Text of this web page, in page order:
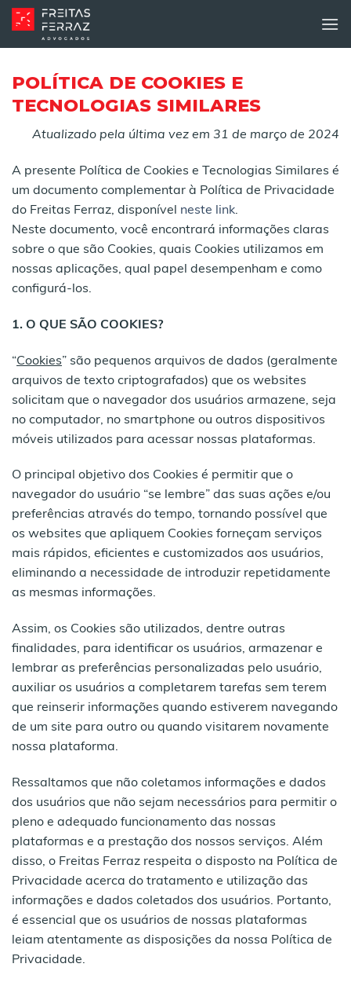
Skip
to
content
POLÍTICA DE COOKIES E
TECNOLOGIAS SIMILARES
Atualizado pela última vez em 31 de março de 2024
A presente Política de Cookies e Tecnologias Similares é
um documento complementar à Política de Privacidade
do Freitas Ferraz, disponível neste link.
Neste documento, você encontrará informações claras
sobre o que são Cookies, quais Cookies utilizamos em
nossas aplicações, qual papel desempenham e como
configurá-los.
1. O QUE SÃO COOKIES?
“Cookies” são pequenos arquivos de dados (geralmente
arquivos de texto criptografados) que os websites
solicitam que o navegador dos usuários armazene, seja
no computador, no smartphone ou outros dispositivos
móveis utilizados para acessar nossas plataformas.
O principal objetivo dos Cookies é permitir que o
navegador do usuário “se lembre” das suas ações e/ou
preferências através do tempo, tornando possível que
os websites que apliquem Cookies forneçam serviços
mais rápidos, eficientes e customizados aos usuários,
eliminando a necessidade de introduzir repetidamente
as mesmas informações.
Assim, os Cookies são utilizados, dentre outras
finalidades, para identificar os usuários, armazenar e
lembrar as preferências personalizadas pelo usuário,
auxiliar os usuários a completarem tarefas sem terem
que reinserir informações quando estiverem navegando
de um site para outro ou quando visitarem novamente
nossa plataforma.
Ressaltamos que não coletamos informações e dados
dos usuários que não sejam necessários para permitir o
pleno e adequado funcionamento das nossas
plataformas e a prestação dos nossos serviços. Além
disso, o Freitas Ferraz respeita o disposto na Política de
Privacidade acerca do tratamento e utilização das
informações e dados coletados dos usuários. Portanto,
é essencial que os usuários de nossas plataformas
leiam atentamente as disposições da nossa Política de
Privacidade.